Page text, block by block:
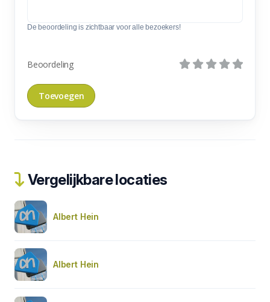
De beoordeling is zichtbaar voor alle bezoekers!
Beoordeling
Vergelijkbare locaties
Albert Hein
Albert Hein